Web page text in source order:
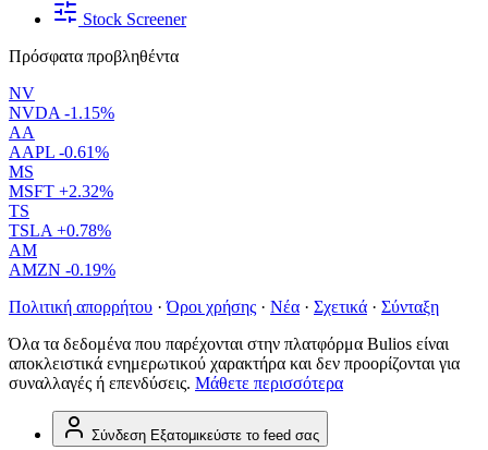
Stock Screener
Πρόσφατα προβληθέντα
NV
NVDA -1.15%
AA
AAPL -0.61%
MS
MSFT +2.32%
TS
TSLA +0.78%
AM
AMZN -0.19%
Πολιτική απορρήτου · Όροι χρήσης · Νέα · Σχετικά · Σύνταξη
Όλα τα δεδομένα που παρέχονται στην πλατφόρμα Bulios είναι
αποκλειστικά ενημερωτικού χαρακτήρα και δεν προορίζονται για
συναλλαγές ή επενδύσεις. Μάθετε περισσότερα
Σύνδεση Εξατομικεύστε το feed σας